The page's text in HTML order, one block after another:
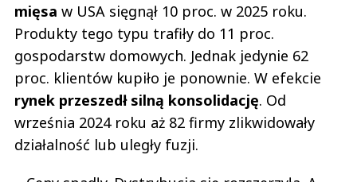
mięsa w USA sięgnął 10 proc. w 2025 roku.
Produkty tego typu trafiły do 11 proc.
gospodarstw domowych. Jednak jedynie 62
proc. klientów kupiło je ponownie. W efekcie
rynek przeszedł silną konsolidację. Od
września 2024 roku aż 82 firmy zlikwidowały
działalność lub uległy fuzji.